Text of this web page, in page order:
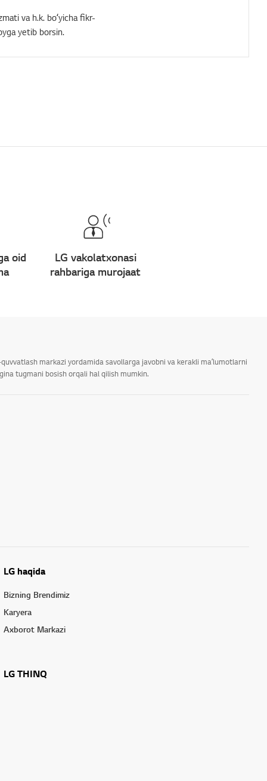
va h.k. boʻyicha fikr-
yetib borsin.
oid
LG vakolatxonasi
rahbariga murojaat
markazi yordamida savollarga javobni va kerakli maʼlumotlarni
tugmani bosish orqali hal qilish mumkin.
LG haqida
Bizning Brendimiz
Karyera
Axborot Markazi
LG THINQ